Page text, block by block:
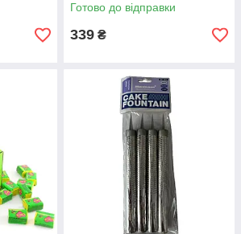
Готово до відправки
339 ₴